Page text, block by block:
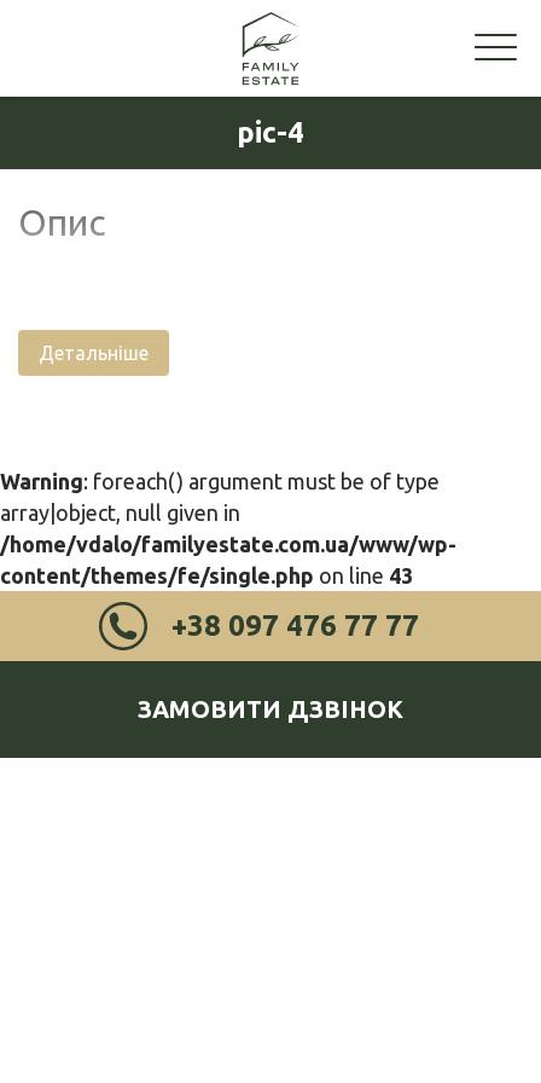
pic-4
Опис
Детальніше
Warning: foreach() argument must be of type
array|object, null given in
/home/vdalo/familyestate.com.ua/www/wp-
content/themes/fe/single.php on line 43
+38 097 476 77 77
ЗАМОВИТИ ДЗВІНОК